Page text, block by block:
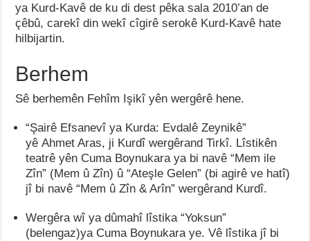
ya Kurd-Kavê de ku di dest pêka sala 2010’an de
çêbû, carekî din wekî cîgirê serokê Kurd-Kavê hate
hilbijartin.
Berhem
Sê berhemên Fehîm Işikî yên wergêrê hene.
“Şairê Efsanevî ya Kurda: Evdalê Zeynikê”
yê Ahmet Aras, ji Kurdî wergêrand Tirkî. Lîstikên
teatrê yên Cuma Boynukara ya bi navê “Mem ile
Zîn” (Mem û Zîn) û “Ateşle Gelen” (bi agirê ve hatî)
jî bi navê “Mem û Zîn & Arîn” wergêrand Kurdî.
Wergêra wî ya dûmahî lîstika “Yoksun”
(belengaz)ya Cuma Boynukara ye. Vê lîstika jî bi